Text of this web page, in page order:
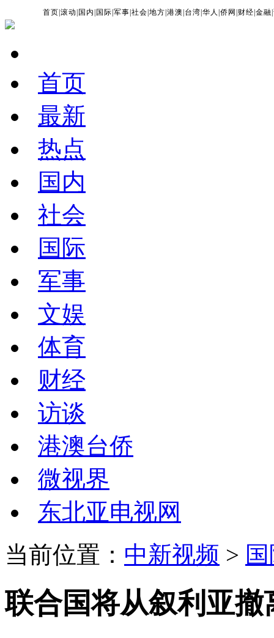
首页 |滚动 国内 国际 |军事 |社会 |地方 |港澳 台湾 |华人 |侨网 财经 |金融 |
首页
最新
热点
国内
社会
国际
军事
文娱
体育
财经
访谈
港澳台侨
微视界
东北亚电视网
当前位置： 中新视频 >
联合国将从叙利亚